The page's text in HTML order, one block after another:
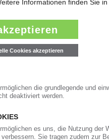
im VDMA Pavillon.…
by cross-value
18.10.2019